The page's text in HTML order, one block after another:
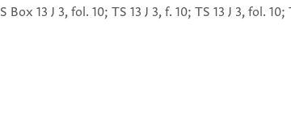
Box 13 J 3, fol. 10; TS 13 J 3, f. 10; TS 13 J 3, fol. 10;